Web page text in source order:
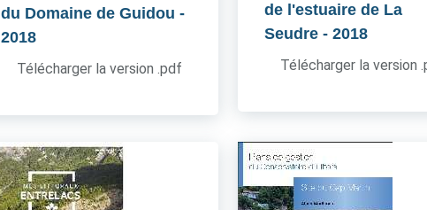
du Domaine de Guidou -
2018
Télécharger la version .pdf
de l'estuaire de La
Seudre - 2018
Télécharger la version